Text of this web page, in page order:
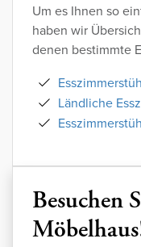
Um es Ihnen so
haben wir
denen bestimmte
Ländliche
Besuchen